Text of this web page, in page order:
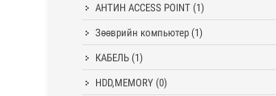
АНТИН ACCESS POINT (1)
Зөөврийн компьютер (1)
КАБЕЛЬ (1)
HDD,MEMORY (0)